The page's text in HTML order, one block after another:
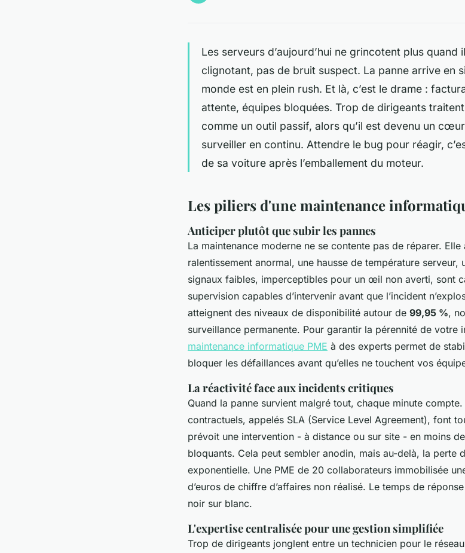
Les serveurs d’aujourd’hui ne grincotent plus quand
clignotant, pas de bruit suspect. La panne arrive en
monde est en plein rush. Et là, c’est le drame :
attente, équipes bloquées. Trop de dirigeants
comme un outil passif, alors qu’il est devenu un
surveiller en continu. Attendre le bug pour réagir,
de sa voiture après l’emballement du moteur.
Les piliers d'une maintenance
Anticiper plutôt que subir les pannes
La maintenance moderne ne se contente pas de réparer.
ralentissement anormal, une hausse de température serveur,
signaux faibles, imperceptibles pour un œil non averti, sont
supervision capables d’intervenir avant que l’incident
atteignent des niveaux de disponibilité autour de 99,95 %,
surveillance permanente. Pour garantir la pérennité de votre
maintenance informatique PME à des experts permet de
bloquer les défaillances avant qu’elles ne touchent vos
La réactivité face aux incidents critiques
Quand la panne survient malgré tout, chaque minute compte.
contractuels, appelés SLA (Service Level Agreement), font
prévoit une intervention - à distance ou sur site - en moins de
bloquants. Cela peut sembler anodin, mais au-delà, la perte
exponentielle. Une PME de 20 collaborateurs immobilisée
d’euros de chiffre d’affaires non réalisé. Le temps de
noir sur blanc.
L'expertise centralisée pour une gestion simplifiée
Trop de dirigeants jonglent entre un technicien pour le